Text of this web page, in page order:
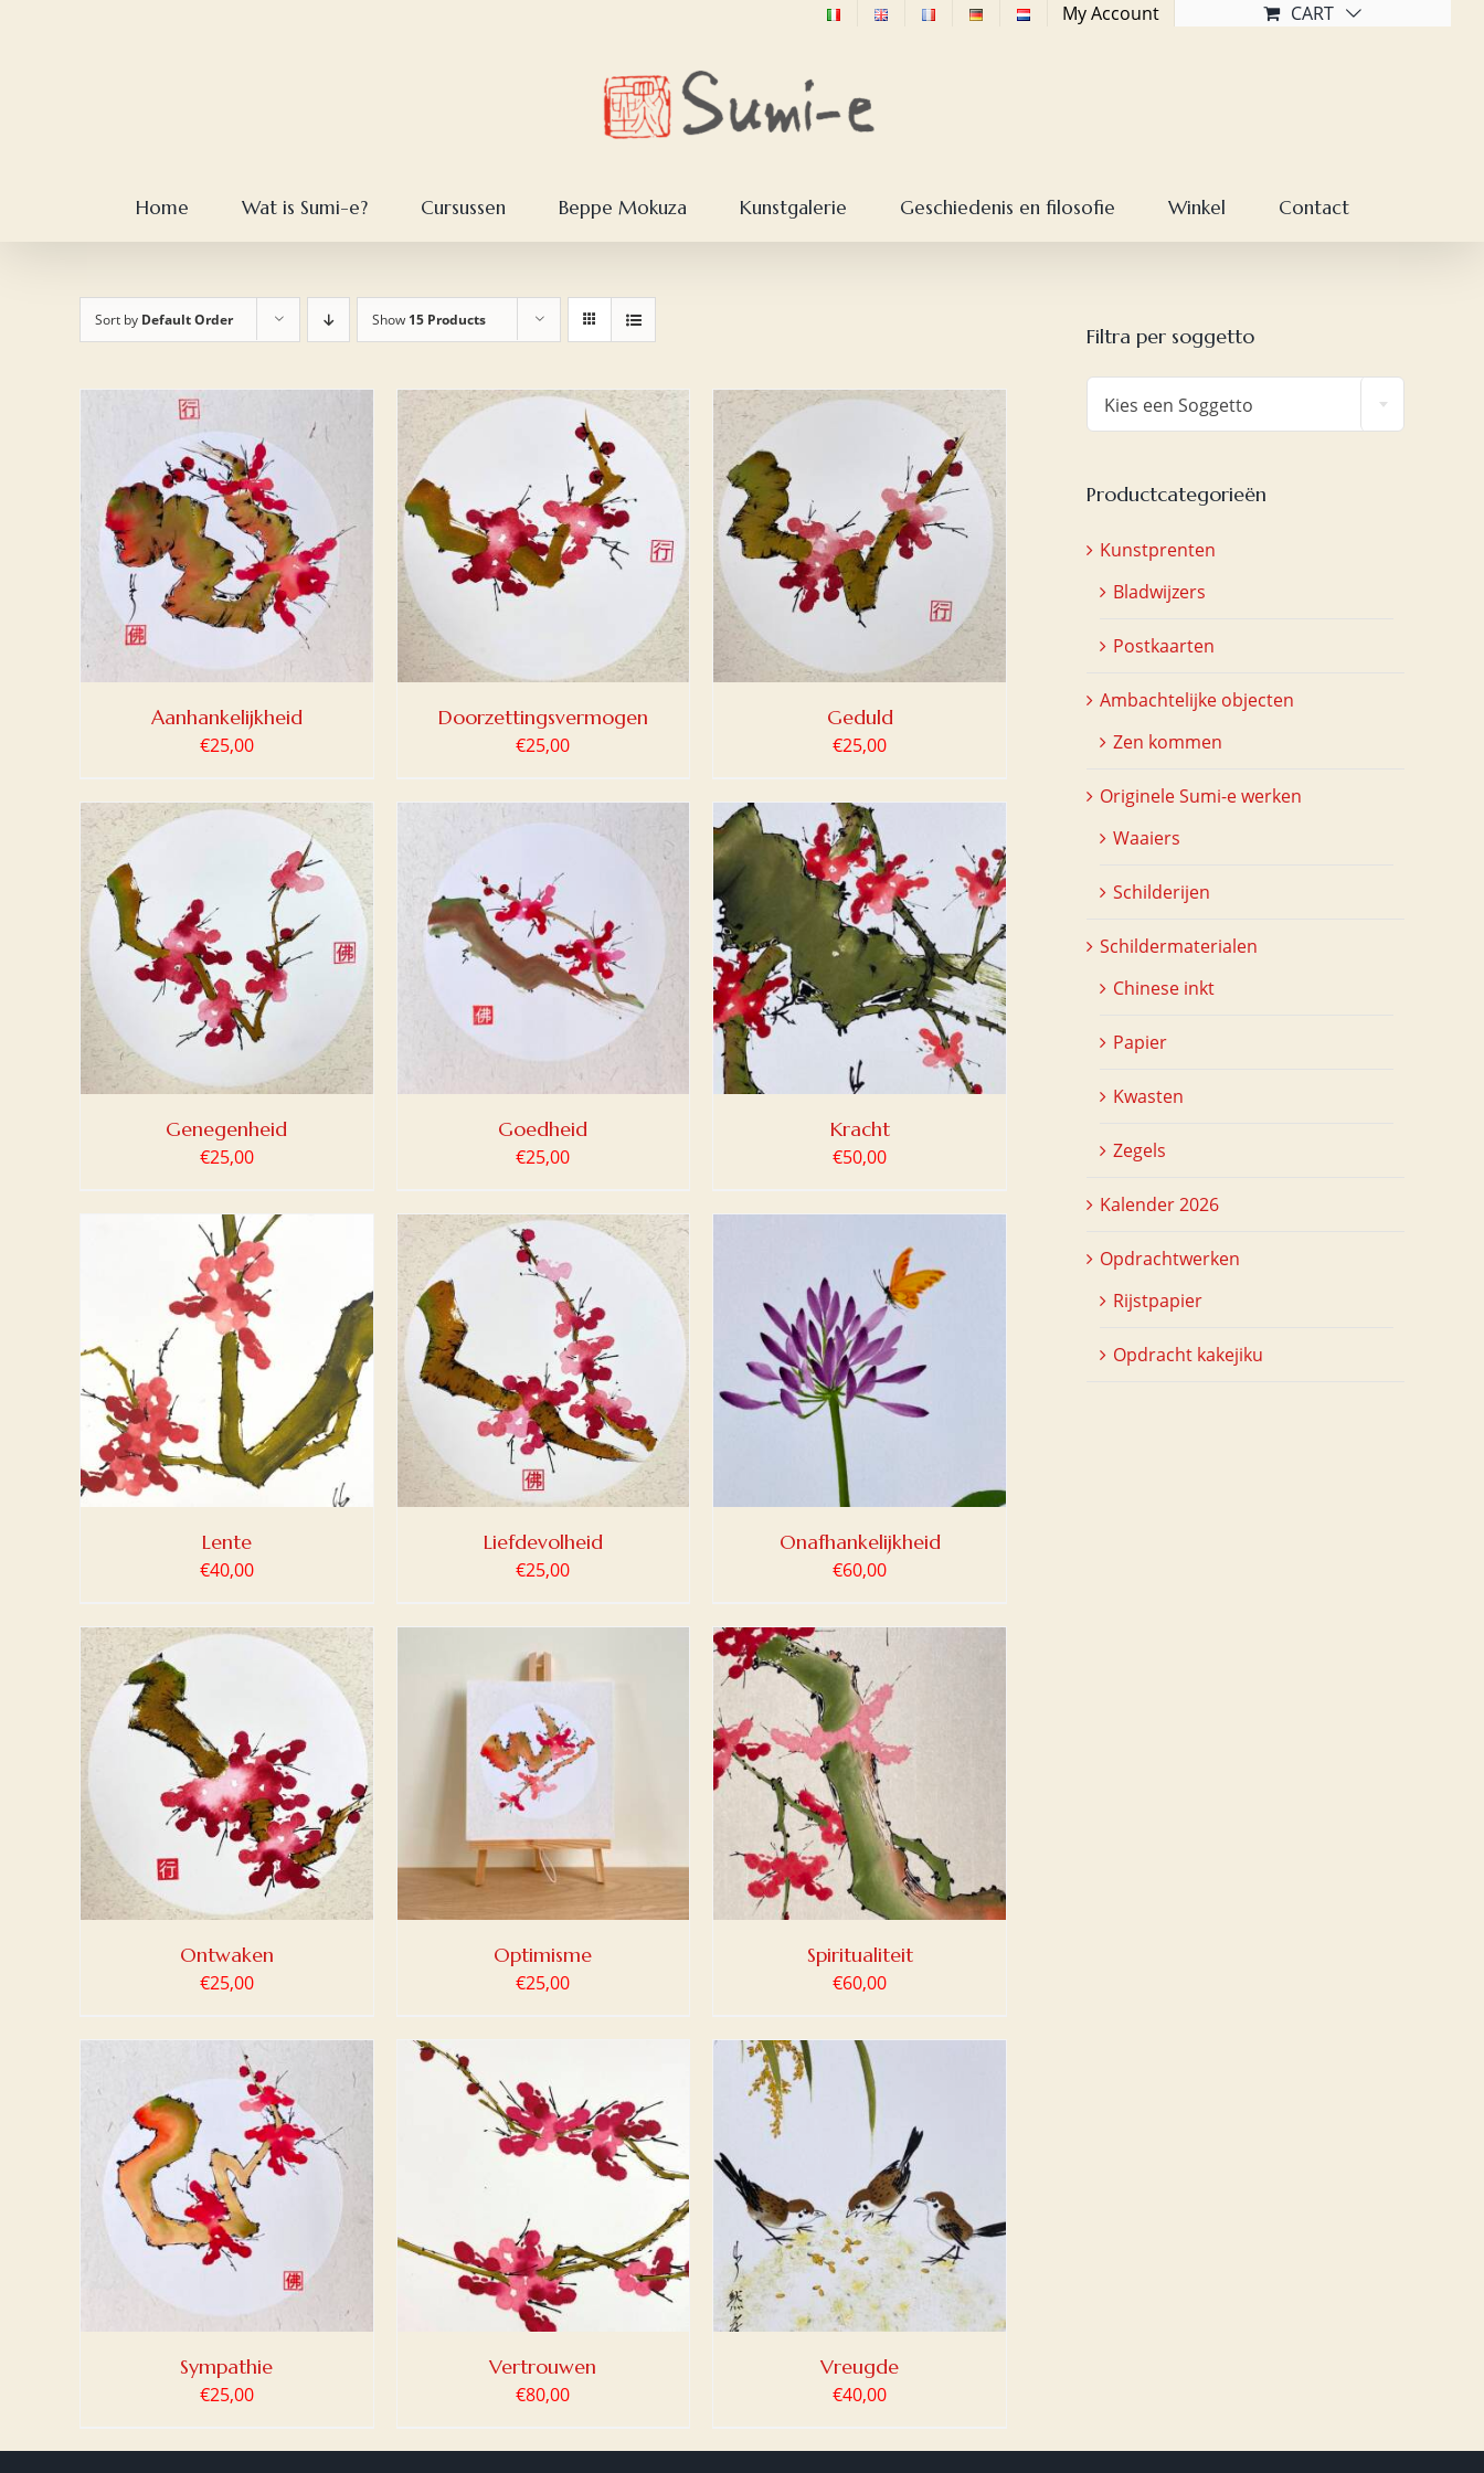
My Account CART
Home Wat is Sumi-e? Cursussen Beppe Mokuza Kunstgalerie Geschiedenis en filosofie Winkel Contact
Sort by Default Order Show 15 Products
Aanhankelijkheid
€25,00
TOEVOEGEN AAN WINKELWAGEN
/
DETAILS
Doorzettingsvermogen
€25,00
TOEVOEGEN AAN WINKELWAGEN
/
DETAILS
Geduld
€25,00
Genegenheid
€25,00
TOEVOEGEN AAN WINKELWAGEN
/
DETAILS
Goedheid
€25,00
TOEVOEGEN AAN WINKELWAGEN
DETAILS
Kracht
€50,00
Lente
€40,00
TOEVOEGEN AAN WINKELWAGEN
/
DETAILS
Liefdevolheid
€25,00
TOEVOEGEN AAN WINKELWAGEN
/
DETAILS
Onafhankelijkheid
€60,00
Ontwaken
€25,00
TOEVOEGEN AAN WINKELWAGEN
DETAILS
Optimisme
€25,00
TOEVOEGEN AAN WINKELWAGEN
/
DETAILS
Spiritualiteit
€60,00
Sympathie
€25,00
TOEVOEGEN AAN WINKELWAGEN
/
DETAILS
Vertrouwen
€80,00
TOEVOEGEN AAN WINKELWAGEN
Vreugde
€40,00
Filtra per soggetto
Kies een Soggetto
Productcategorieën
Kunstprenten
Bladwijzers
Postkaarten
Ambachtelijke objecten
Zen kommen
Originele Sumi-e werken
Waaiers
Schilderijen
Schildermaterialen
Chinese inkt
Papier
Kwasten
Zegels
Kalender 2026
Opdrachtwerken
Rijstpapier
Opdracht kakejiku